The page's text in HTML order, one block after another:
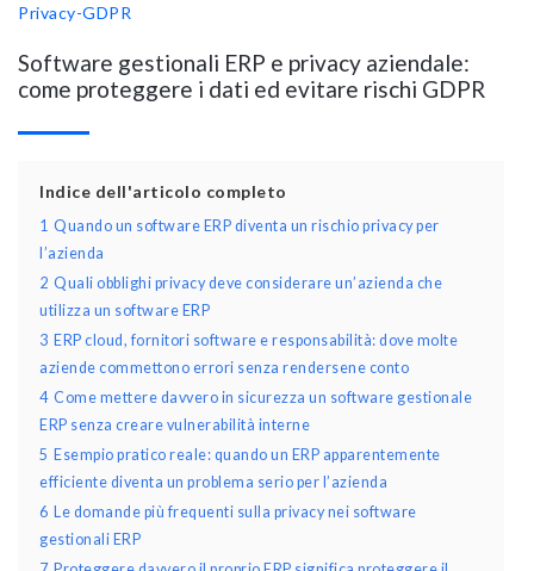
Privacy-GDPR
Software gestionali ERP e privacy aziendale:
come proteggere i dati ed evitare rischi GDPR
Indice dell'articolo completo
1 Quando un software ERP diventa un rischio privacy per
l’azienda
2 Quali obblighi privacy deve considerare un’azienda che
utilizza un software ERP
3 ERP cloud, fornitori software e responsabilità: dove molte
aziende commettono errori senza rendersene conto
4 Come mettere davvero in sicurezza un software gestionale
ERP senza creare vulnerabilità interne
5 Esempio pratico reale: quando un ERP apparentemente
efficiente diventa un problema serio per l’azienda
6
Le domande più frequenti sulla privacy nei software
gestionali ERP